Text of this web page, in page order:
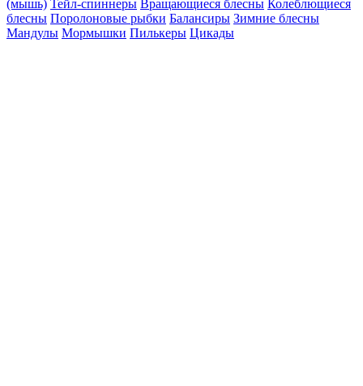
(мышь) Тейл-спиннеры Вращающиеся блесны Колеблющиеся
блесны Поролоновые рыбки Балансиры Зимние блесны
Мандулы Мормышки Пилькеры Цикады